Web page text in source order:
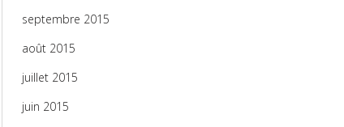
septembre 2015
août 2015
juillet 2015
juin 2015